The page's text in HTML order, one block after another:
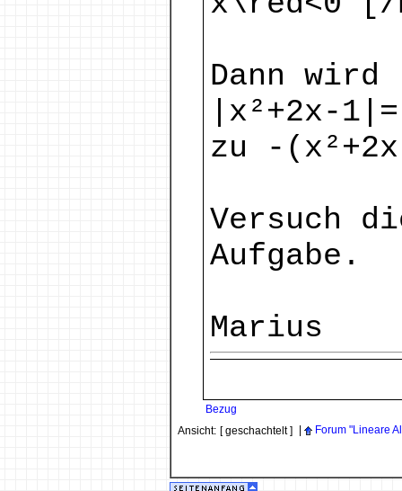
Dann wird
|x²+2x-
zu -
Versuch
Aufgabe.
Marius
Bezug
Ansicht: [ geschachtelt ] Forum "Lineare